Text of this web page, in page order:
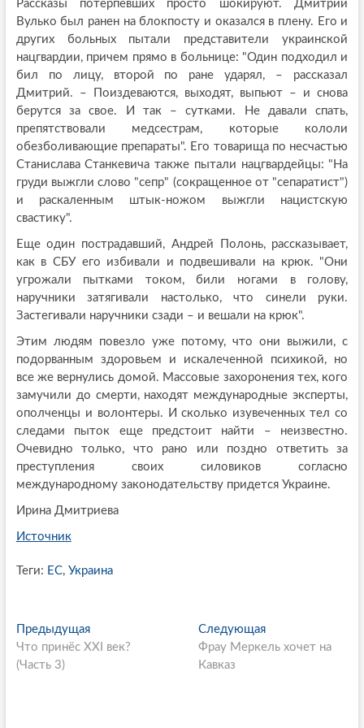
Рассказы потерпевших просто шокируют. Дмитрий
Вулько был ранен на блокпосту и оказался в плену. Его и
других больных пытали представители украинской
нацгвардии, причем прямо в больнице: "Один подходил и
бил по лицу, второй по ране ударял, – рассказал
Дмитрий. – Поиздеваются, выходят, выпьют – и снова
берутся за свое. И так – сутками. Не давали спать,
препятствовали медсестрам, которые кололи
обезболивающие препараты". Его товарища по несчастью
Станислава Станкевича также пытали нацгвардейцы: "На
груди выжгли слово "сепр" (сокращенное от "сепаратист")
и раскаленным штык-ножом выжгли нацистскую
свастику".
Еще один пострадавший, Андрей Полонь, рассказывает,
как в СБУ его избивали и подвешивали на крюк. "Они
угрожали пытками током, били ногами в голову,
наручники затягивали настолько, что синели руки.
Застегивали наручники сзади – и вешали на крюк".
Этим людям повезло уже потому, что они выжили, с
подорванным здоровьем и искалеченной психикой, но
все же вернулись домой. Массовые захоронения тех, кого
замучили до смерти, находят международные эксперты,
ополченцы и волонтеры. И сколько изувеченных тел со
следами пыток еще предстоит найти – неизвестно.
Очевидно только, что рано или поздно ответить за
преступления своих силовиков согласно
международному законодательству придется Украине.
Ирина Дмитриева
Источник
Теги: ЕС, Украина
P
o
ПредыдущаяП
р
Что принёс XXI век?
(Часть 3)
Следующая
л
Фрау Меркель хочет на
Кавказ